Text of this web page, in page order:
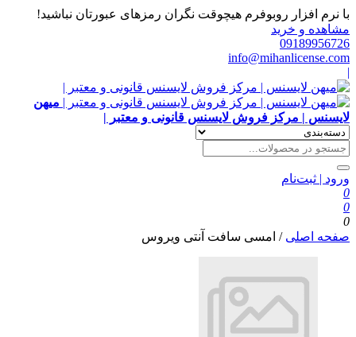
با نرم افزار روبوفرم هیچوقت نگران رمزهای عبورتان نباشید!
مشاهده و خرید
09189956726
info@mihanlicense.com
|
میهن
لایسنس | مرکز فروش لایسنس قانونی و معتبر |
ورود | ثبت‌نام
0
0
0
صفحه اصلی / امسی سافت آنتی ویروس